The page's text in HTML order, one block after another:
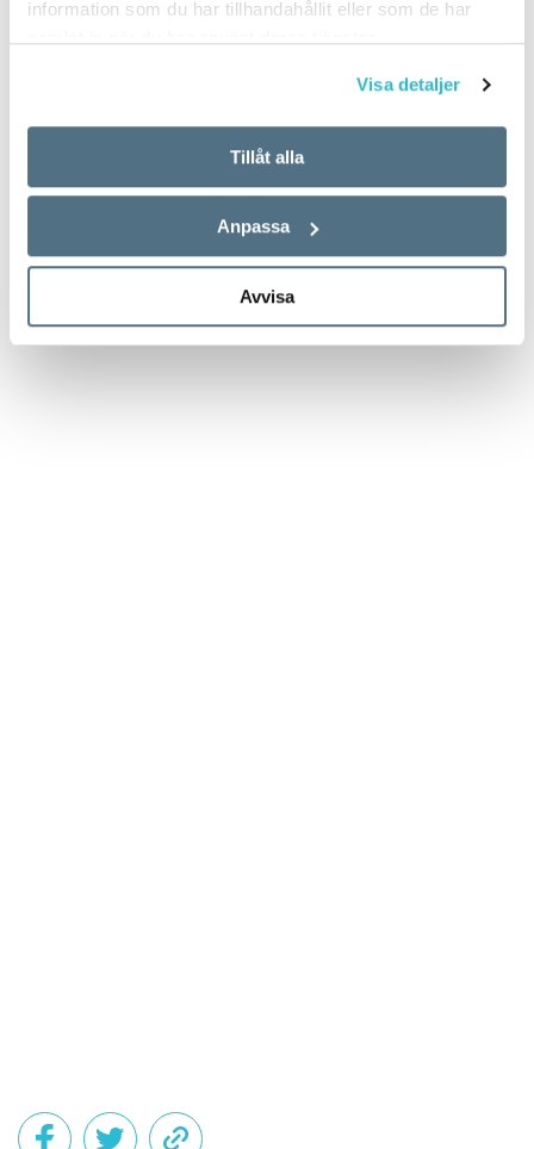
information som du har tillhandahållit eller som de har
Visa detaljer
Tillåt alla
Anpassa
Avvisa
Det här innehållet kräver att du accepterar cookies.
Hantera cookie-inställningar
Det här innehållet kräver att du accepterar cookies.